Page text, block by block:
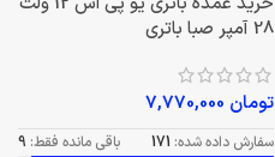
28 آمپر صبا باتری
تومان
سفارش داده شده: 171 باقی مانده فقط: 9